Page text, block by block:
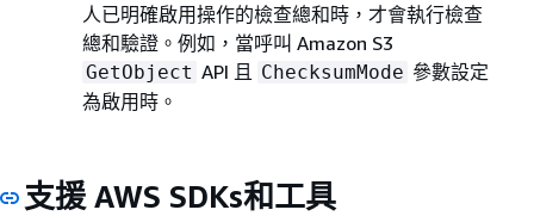
人已明確啟用操作的檢查總和時，才會執行檢查
總和驗證。例如，當呼叫 Amazon S3
GetObject API 且 ChecksumMode 參數設定
為啟用時。
支援 AWS SDKs和工具